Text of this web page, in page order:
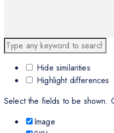
Hide similarities
Highlight differences
Select the fields to be shown.
Image